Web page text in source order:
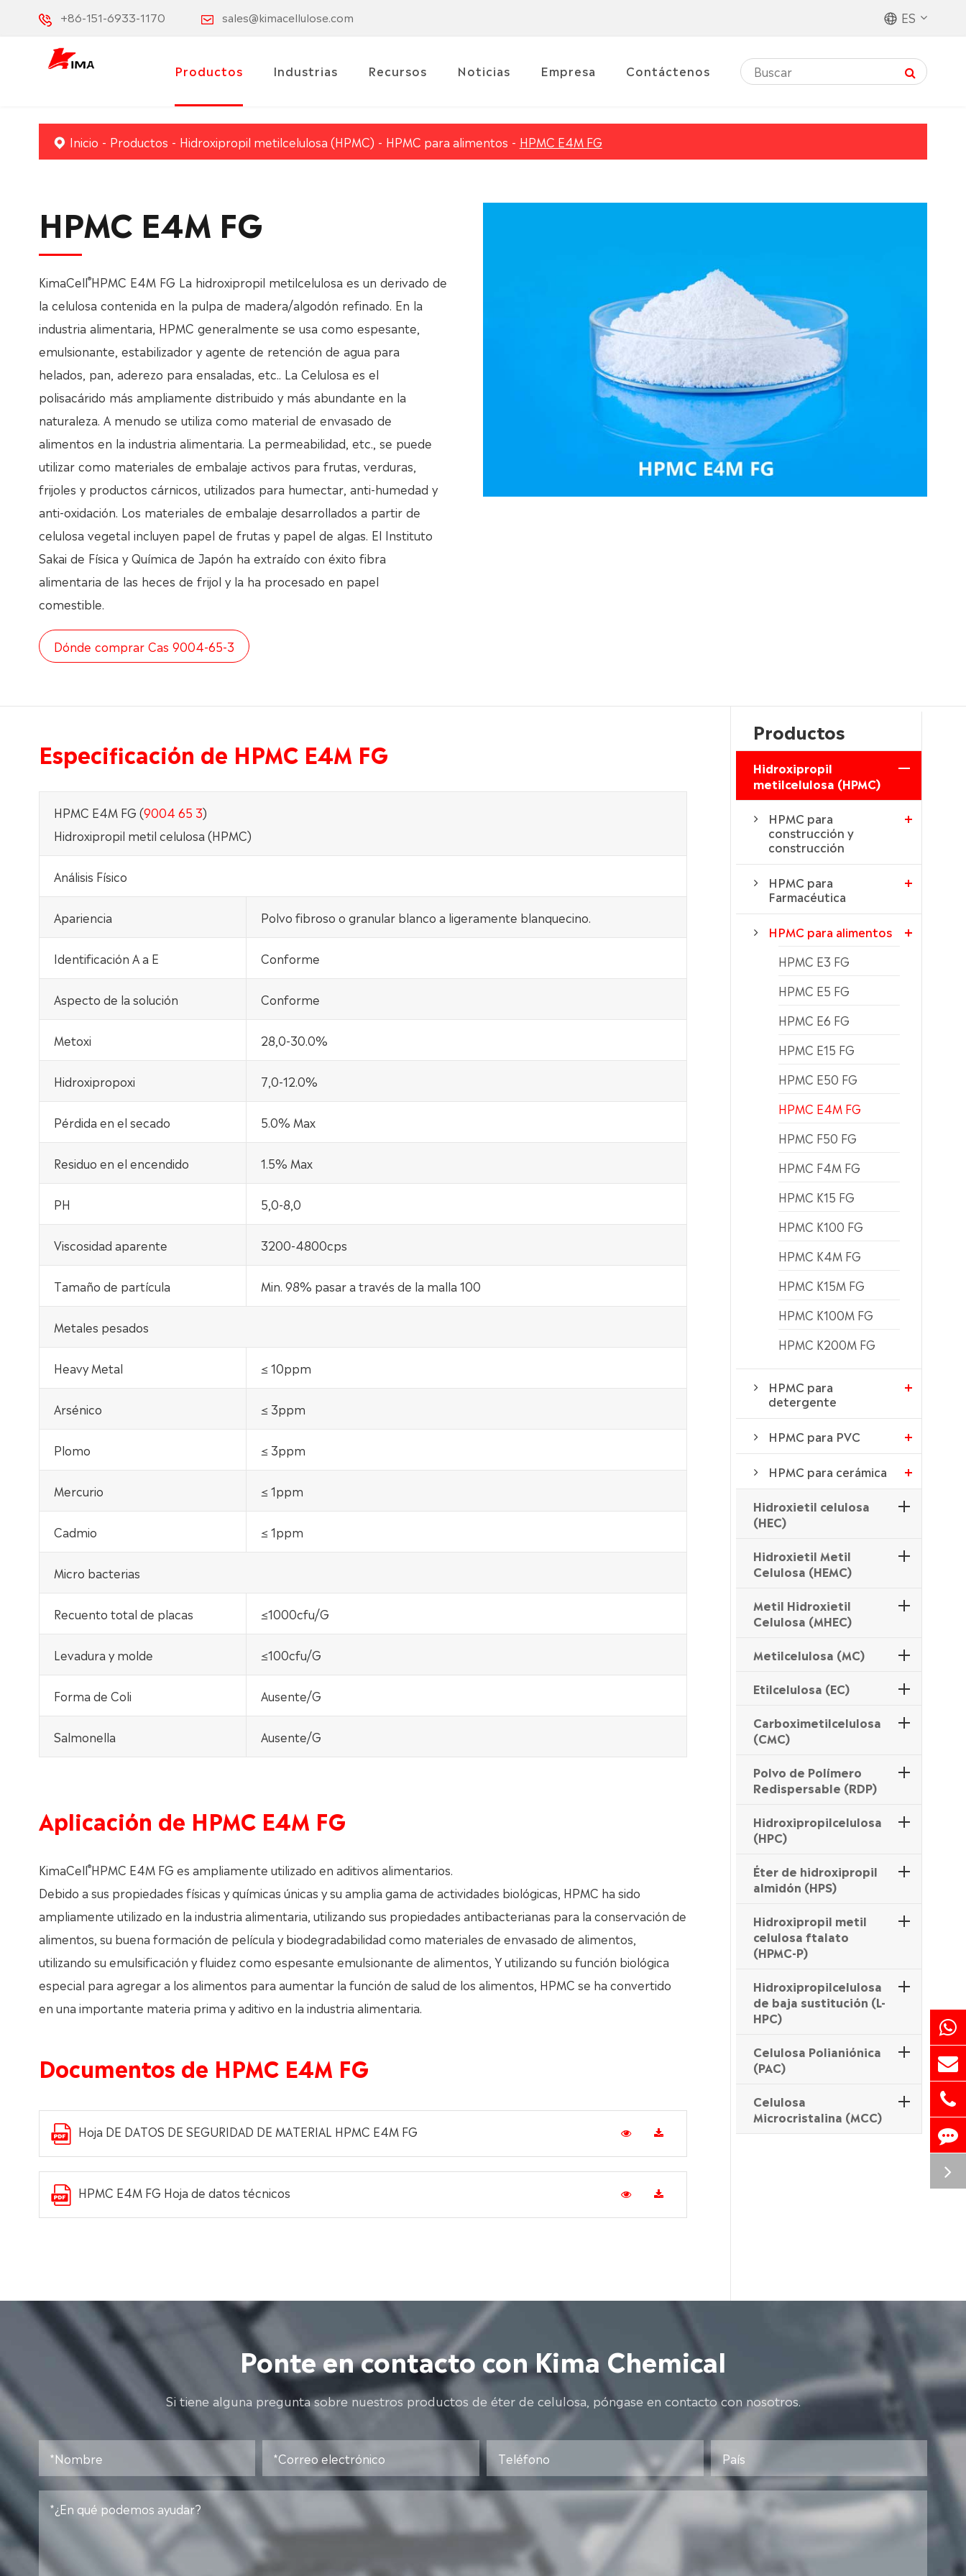
+86-151-6933-1170 sales@kimacellulose.com ES
Productos Industrias Recursos Noticias Empresa Contáctenos
Inicio Productos Hidroxipropil metilcelulosa (HPMC) HPMC para alimentos HPMC E4M FG
HPMC E4M FG
KimaCell®HPMC E4M FG La hidroxipropil metilcelulosa es un derivado de
la celulosa contenida en la pulpa de madera/algodón refinado. En la
industria alimentaria, HPMC generalmente se usa como espesante,
emulsionante, estabilizador y agente de retención de agua para
helados, pan, aderezo para ensaladas, etc.. La Celulosa es el
polisacárido más ampliamente distribuido y más abundante en la
naturaleza. A menudo se utiliza como material de envasado de
alimentos en la industria alimentaria. La permeabilidad, etc., se puede
utilizar como materiales de embalaje activos para frutas, verduras,
frijoles y productos cárnicos, utilizados para humectar, anti-humedad y
anti-oxidación. Los materiales de embalaje desarrollados a partir de
celulosa vegetal incluyen papel de frutas y papel de algas. El Instituto
Sakai de Física y Química de Japón ha extraído con éxito fibra
alimentaria de las heces de frijol y la ha procesado en papel
comestible.
Dónde comprar Cas 9004-65-3
Especificación de HPMC E4M FG
HPMC E4M FG (9004 65 3)
Hidroxipropil metil celulosa (HPMC)
Análisis Físico
Apariencia Polvo fibroso o granular blanco a ligeramente blanquecino.
Identificación A a E Conforme
Aspecto de la solución Conforme
Metoxi 28,0-30.0%
Hidroxipropoxi 7,0-12.0%
Pérdida en el secado 5.0% Max
Residuo en el encendido 1.5% Max
PH 5,0-8,0
Viscosidad aparente 3200-4800cps
Tamaño de partícula Min. 98% pasar a través de la malla 100
Metales pesados
Heavy Metal ≤ 10ppm
Arsénico ≤ 3ppm
Plomo ≤ 3ppm
Mercurio ≤ 1ppm
Cadmio ≤ 1ppm
Micro bacterias
Recuento total de placas ≤1000cfu/G
Levadura y molde ≤100cfu/G
Forma de Coli Ausente/G
Salmonella Ausente/G
Aplicación de HPMC E4M FG
KimaCell®HPMC E4M FG es ampliamente utilizado en aditivos alimentarios.
Debido a sus propiedades físicas y químicas únicas y su amplia gama de actividades biológicas, HPMC ha sido
ampliamente utilizado en la industria alimentaria, utilizando sus propiedades antibacterianas para la conservación de
alimentos, su buena formación de película y biodegradabilidad como materiales de envasado de alimentos,
utilizando su emulsificación y fluidez como espesante emulsionante de alimentos, Y utilizando su función biológica
especial para agregar a los alimentos para aumentar la función de salud de los alimentos, HPMC se ha convertido
en una importante materia prima y aditivo en la industria alimentaria.
Documentos de HPMC E4M FG
Hoja DE DATOS DE SEGURIDAD DE MATERIAL HPMC E4M FG
HPMC E4M FG Hoja de datos técnicos
Productos
Hidroxipropil
metilcelulosa (HPMC)
HPMC para
construcción y
construcción
HPMC para
Farmacéutica
HPMC para alimentos
HPMC E3 FG
HPMC E5 FG
HPMC E6 FG
HPMC E15 FG
HPMC E50 FG
HPMC E4M FG
HPMC F50 FG
HPMC F4M FG
HPMC K15 FG
HPMC K100 FG
HPMC K4M FG
HPMC K15M FG
HPMC K100M FG
HPMC K200M FG
HPMC para
detergente
HPMC para PVC
HPMC para cerámica
Hidroxietil celulosa
(HEC)
Hidroxietil Metil
Celulosa (HEMC)
Metil Hidroxietil
Celulosa (MHEC)
Metilcelulosa (MC)
Etilcelulosa (EC)
Carboximetilcelulosa
(CMC)
Polvo de Polímero
Redispersable (RDP)
Hidroxipropilcelulosa
(HPC)
Éter de hidroxipropil
almidón (HPS)
Hidroxipropil metil
celulosa ftalato
(HPMC-P)
Hidroxipropilcelulosa
de baja sustitución (L-
HPC)
Celulosa Polianiónica
(PAC)
Celulosa
Microcristalina (MCC)
Ponte en contacto con Kima Chemical
Si tiene alguna pregunta sobre nuestros productos de éter de celulosa, póngase en contacto con nosotros.